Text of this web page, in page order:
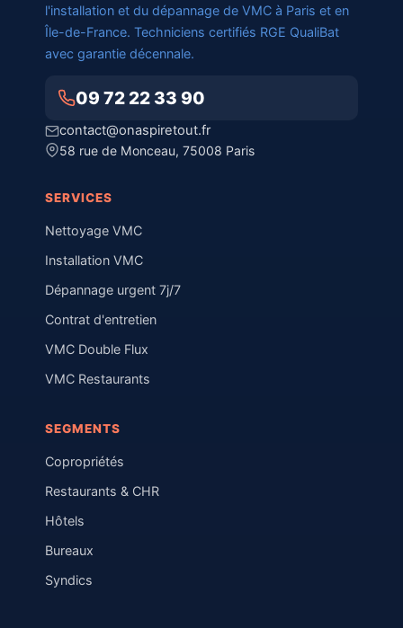
l'installation et du dépannage de VMC à Paris et en
Île-de-France. Techniciens certifiés RGE QualiBat
avec garantie décennale.
09 72 22 33 90
contact@onaspiretout.fr
58 rue de Monceau, 75008 Paris
SERVICES
Nettoyage VMC
Installation VMC
Dépannage urgent 7j/7
Contrat d'entretien
VMC Double Flux
VMC Restaurants
SEGMENTS
Copropriétés
Restaurants & CHR
Hôtels
Bureaux
Syndics